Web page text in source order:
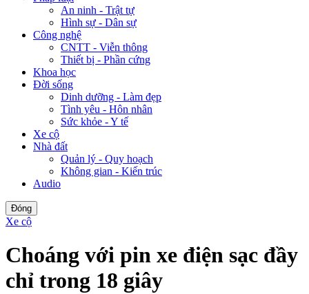
An ninh - Trật tự
Hình sự - Dân sự
Công nghệ
CNTT - Viễn thông
Thiết bị - Phần cứng
Khoa học
Đời sống
Dinh dưỡng - Làm đẹp
Tình yêu - Hôn nhân
Sức khỏe - Y tế
Xe cộ
Nhà đất
Quản lý - Quy hoạch
Không gian - Kiến trúc
Audio
Đóng
Xe cộ
Choáng với pin xe điện sạc đầy
chỉ trong 18 giây